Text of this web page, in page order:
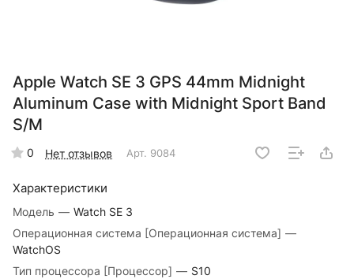
Apple Watch SE 3 GPS 44mm Midnight
Aluminum Case with Midnight Sport Band
S/M
0 Нет отзывов Арт. 9084
Характеристики
Модель — Watch SE 3
Операционная система [Операционная система] —
WatchOS
Тип процессора [Процессор] — S10